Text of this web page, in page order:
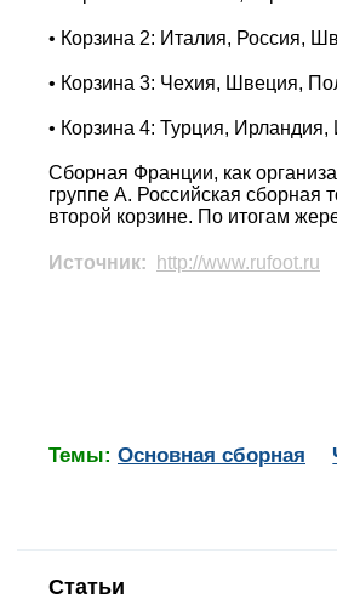
• Корзина 2: Италия, Россия,
• Корзина 3: Чехия, Швеция,
• Корзина 4: Турция,
Сборная Франции, как
группе А. Российская сборная
второй корзине. По итогам
Источник: http://www.rufoot.ru
Темы: Основная сборная
Статьи